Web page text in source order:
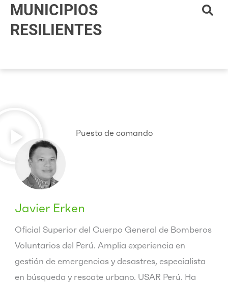
contenido
MUNICIPIOS
RESILIENTES
Puesto de comando
Javier Erken
Oficial Superior del Cuerpo General de Bomberos
Voluntarios del Perú. Amplia experiencia en
gestión de emergencias y desastres, especialista
en búsqueda y rescate urbano. USAR Perú. Ha